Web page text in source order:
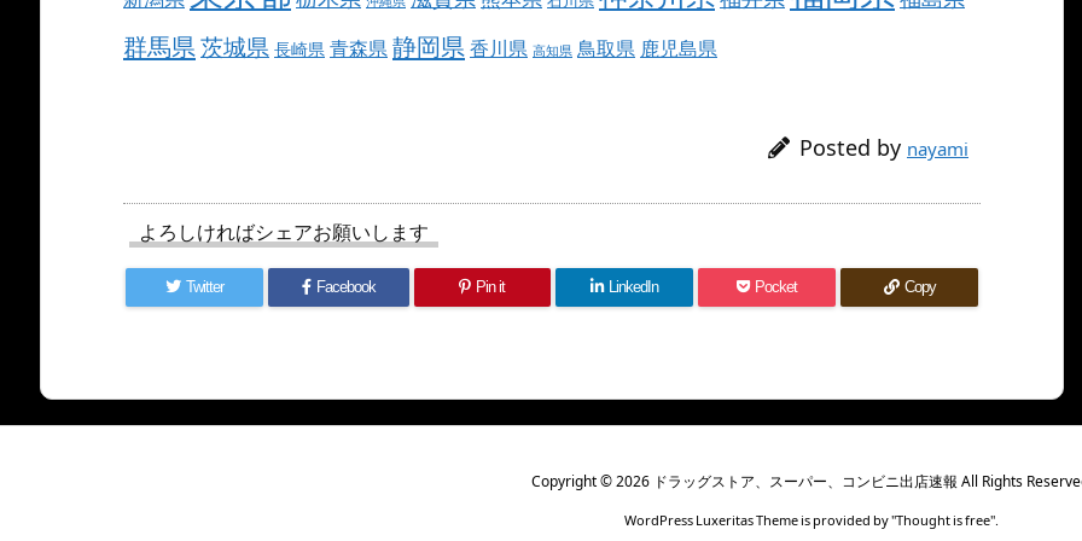
群馬県茨城県 長崎県 青森県静岡県 香川県 高知県 鳥取県 鹿児島県
Posted by nayami
よろしければシェアお願いします
Twitter Facebook Pin it LinkedIn Pocket Copy
Copyright ©2026 ドラッグストア、スーパー、コンビニ出店速報 All Rights
WordPress Luxeritas Theme is provided by "Thought is free".